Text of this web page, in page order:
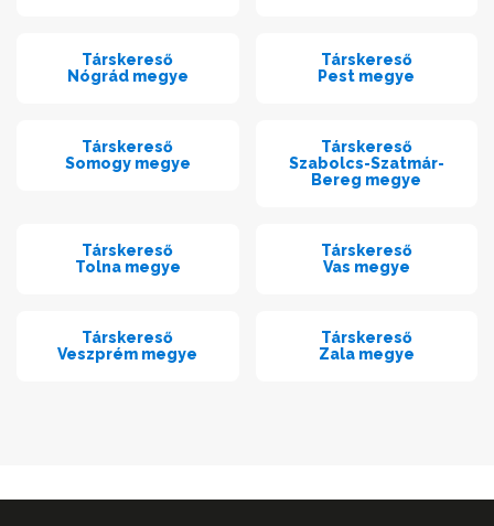
Társkereső
Nógrád megye
Társkereső
Pest megye
Társkereső
Somogy megye
Társkereső
Szabolcs-Szatmár-
Bereg megye
Társkereső
Tolna megye
Társkereső
Vas megye
Társkereső
Veszprém megye
Társkereső
Zala megye